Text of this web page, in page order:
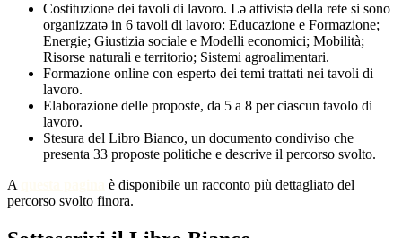
Costituzione dei tavoli di lavoro. Lə attivistə della rete si sono
organizzatə in 6 tavoli di lavoro: Educazione e Formazione;
Energie; Giustizia sociale e Modelli economici; Mobilità;
Risorse naturali e territorio; Sistemi agroalimentari.
Formazione online con espertə dei temi trattati nei tavoli di
lavoro.
Elaborazione delle proposte, da 5 a 8 per ciascun tavolo di
lavoro.
Stesura del Libro Bianco, un documento condiviso che
presenta 33 proposte politiche e descrive il percorso svolto.
A
è disponibile un racconto più dettagliato del
percorso svolto finora.